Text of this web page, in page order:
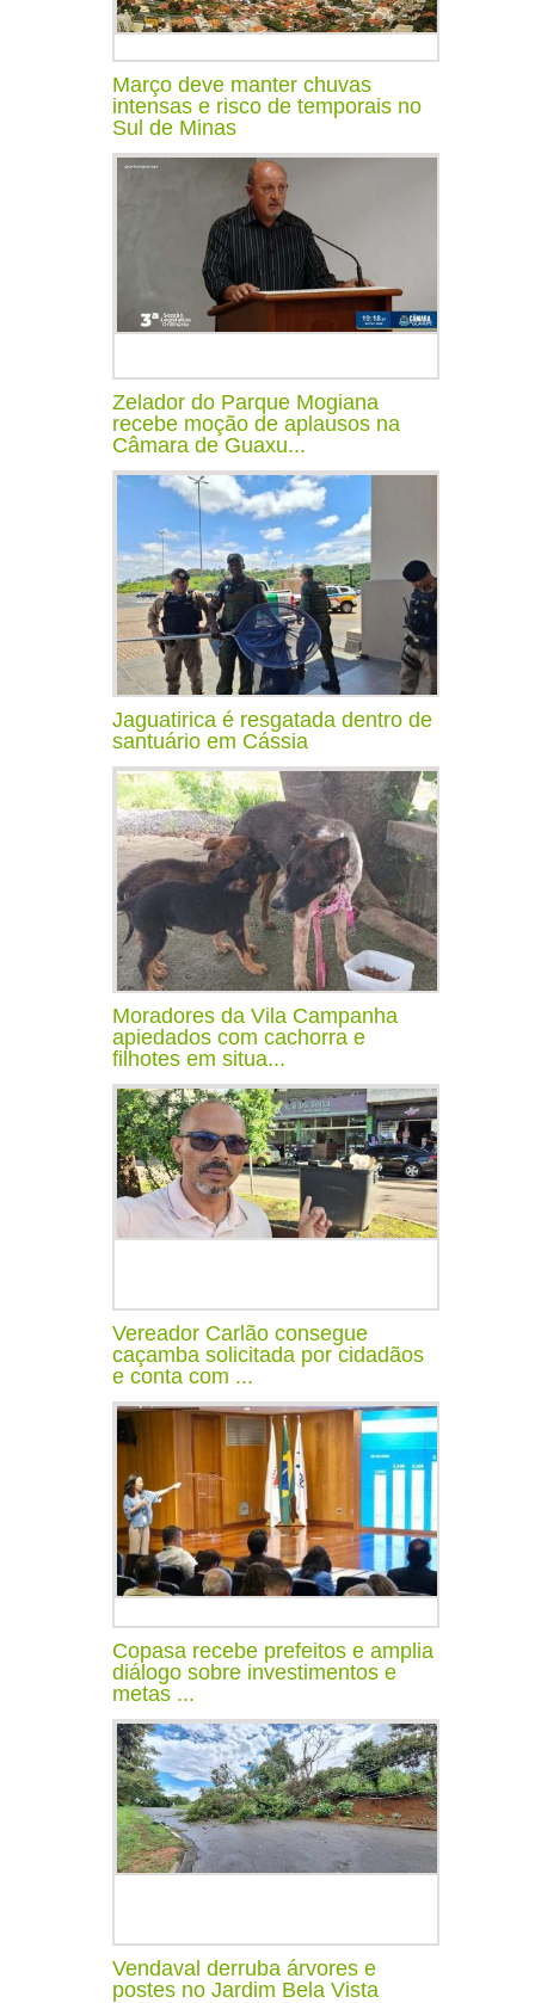
Março deve manter chuvas
intensas e risco de temporais no
Sul de Minas
Zelador do Parque Mogiana
recebe moção de aplausos na
Câmara de Guaxu...
Jaguatirica é resgatada dentro de
santuário em Cássia
Moradores da Vila Campanha
apiedados com cachorra e
filhotes em situa...
Vereador Carlão consegue
caçamba solicitada por cidadãos
e conta com ...
Copasa recebe prefeitos e amplia
diálogo sobre investimentos e
metas ...
Vendaval derruba árvores e
postes no Jardim Bela Vista